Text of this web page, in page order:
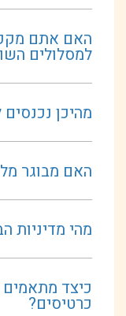
האם אתם
למסלולים
מהיכן נכנסים
האם מבוגר
מהי מדיניות
כיצד מתאמים
כרטיסים?